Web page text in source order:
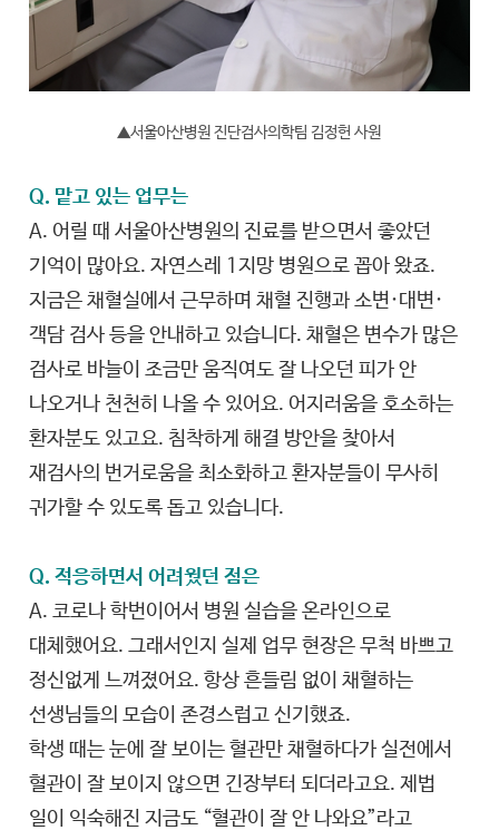
▲서울아산병원 진단검사의학팀 김정헌 사원
Q. 맡고 있는 업무는
A. 어릴 때 서울아산병원의 진료를 받으면서 좋았던
기억이 많아요. 자연스레 1지망 병원으로 꼽아 왔죠.
지금은 채혈실에서 근무하며 채혈 진행과 소변·대변·
객담 검사 등을 안내하고 있습니다. 채혈은 변수가 많은
검사로 바늘이 조금만 움직여도 잘 나오던 피가 안
나오거나 천천히 나올 수 있어요. 어지러움을 호소하는
환자분도 있고요. 침착하게 해결 방안을 찾아서
재검사의 번거로움을 최소화하고 환자분들이 무사히
귀가할 수 있도록 돕고 있습니다.
Q. 적응하면서 어려웠던 점은
A. 코로나 학번이어서 병원 실습을 온라인으로
대체했어요. 그래서인지 실제 업무 현장은 무척 바쁘고
정신없게 느껴졌어요. 항상 흔들림 없이 채혈하는
선생님들의 모습이 존경스럽고 신기했죠.
학생 때는 눈에 잘 보이는 혈관만 채혈하다가 실전에서
혈관이 잘 보이지 않으면 긴장부터 되더라고요. 제법
일이 익숙해진 지금도 “혈관이 잘 안 나와요”라고